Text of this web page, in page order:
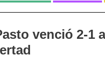
venció 2-1